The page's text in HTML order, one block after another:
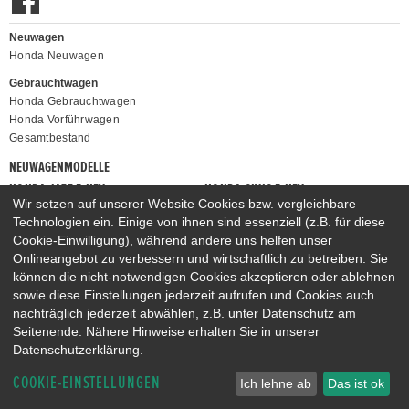
Neuwagen
Honda Neuwagen
Gebrauchtwagen
Honda Gebrauchtwagen
Honda Vorführwagen
Gesamtbestand
NEUWAGENMODELLE
HONDA JAZZ E:HEV
HONDA CIVIC E:HEV
HONDA PRELUDE E:HEV
HONDA HR-V E:HEV
HONDA ZR-V E:HEV
HONDA CR-V E:HEV & E:PHEV
Wir setzen auf unserer Website Cookies bzw. vergleichbare
Technologien ein. Einige von ihnen sind essenziell (z.B. für diese
Cookie-Einwilligung), während andere uns helfen unser
Onlineangebot zu verbessern und wirtschaftlich zu betreiben. Sie
können die nicht-notwendigen Cookies akzeptieren oder ablehnen
sowie diese Einstellungen jederzeit aufrufen und Cookies auch
nachträglich jederzeit abwählen, z.B. unter Datenschutz am
Seitenende. Nähere Hinweise erhalten Sie in unserer
Datenschutzerklärung.
COOKIE-EINSTELLUNGEN Ich lehne ab Das ist ok